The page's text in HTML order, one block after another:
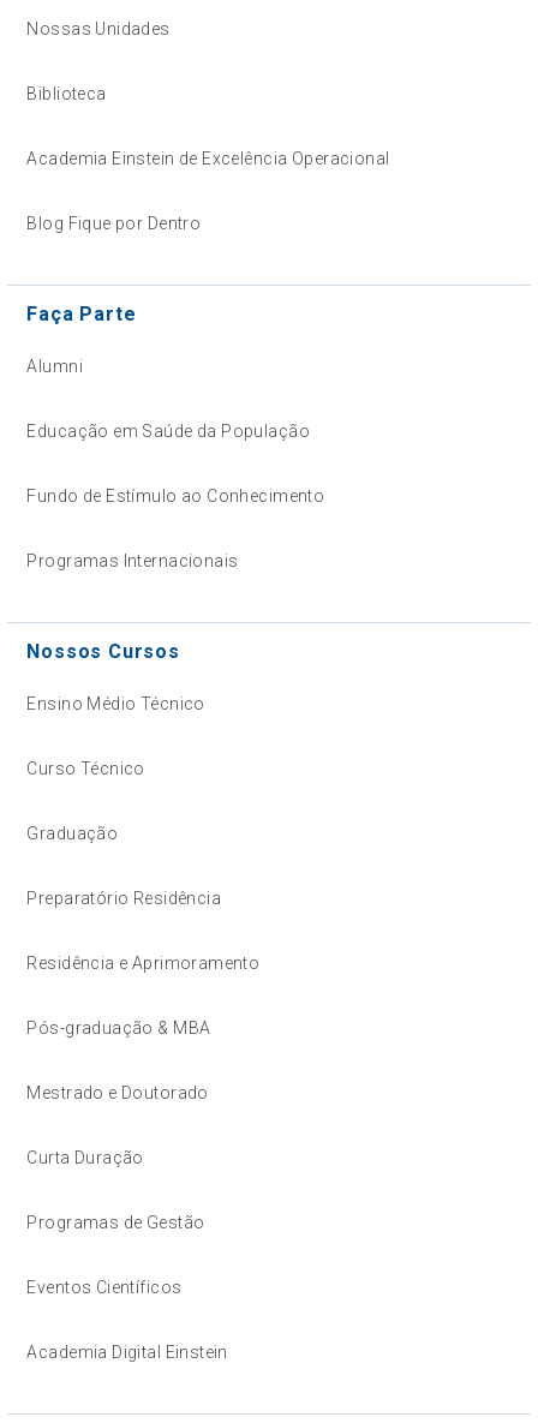
Nossas Unidades
Biblioteca
Academia Einstein de Excelência Operacional
Blog Fique por Dentro
Faça Parte
Alumni
Educação em Saúde da População
Fundo de Estímulo ao Conhecimento
Programas Internacionais
Nossos Cursos
Ensino Médio Técnico
Curso Técnico
Graduação
Preparatório Residência
Residência e Aprimoramento
Pós-graduação & MBA
Mestrado e Doutorado
Curta Duração
Programas de Gestão
Eventos Científicos
Academia Digital Einstein